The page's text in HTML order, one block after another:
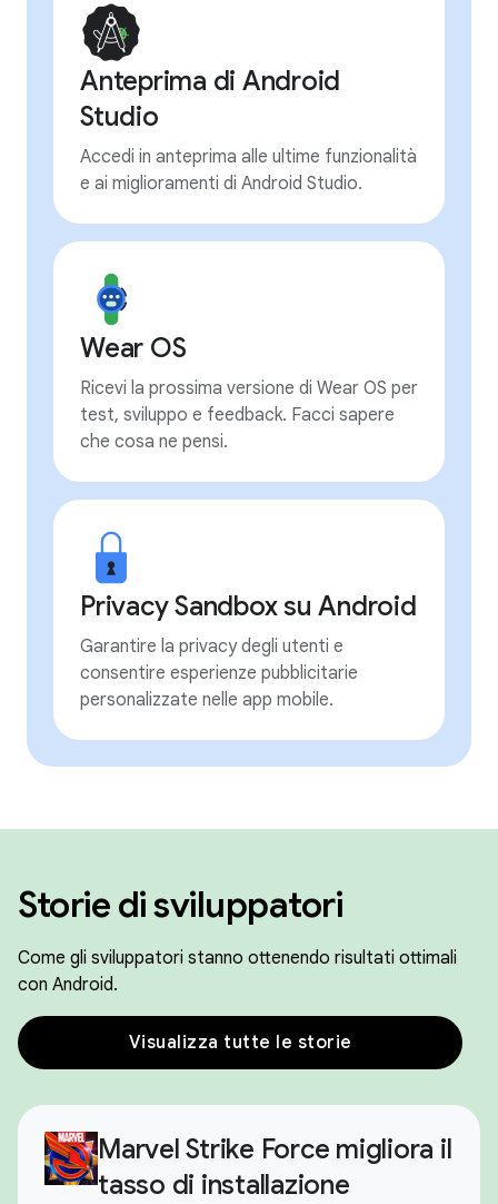
Anteprima di Android
Studio
Accedi in anteprima alle ultime funzionalità
e ai miglioramenti di Android Studio.
Wear OS
Ricevi la prossima versione di Wear OS per
test, sviluppo e feedback. Facci sapere
che cosa ne pensi.
Privacy Sandbox su Android
Garantire la privacy degli utenti e
consentire esperienze pubblicitarie
personalizzate nelle app mobile.
Storie di sviluppatori
Come gli sviluppatori stanno ottenendo risultati ottimali
con Android.
Visualizza tutte le storie
Marvel Strike Force migliora il
tasso di installazione